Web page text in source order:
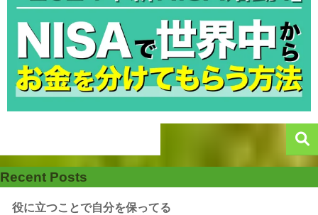
Recent Posts
役に立つことで自分を保ってる